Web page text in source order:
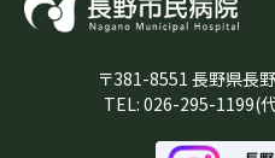
〒381-8551 長野県長
TEL: 026-295-1199(